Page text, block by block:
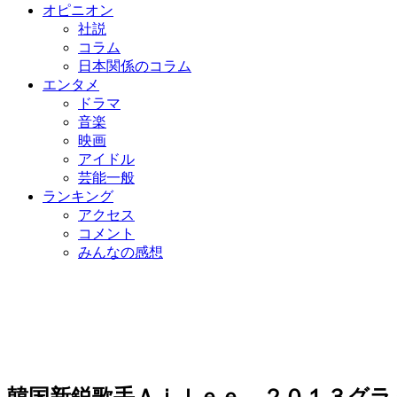
オピニオン
社説
コラム
日本関係のコラム
エンタメ
ドラマ
音楽
映画
アイドル
芸能一般
ランキング
アクセス
コメント
みんなの感想